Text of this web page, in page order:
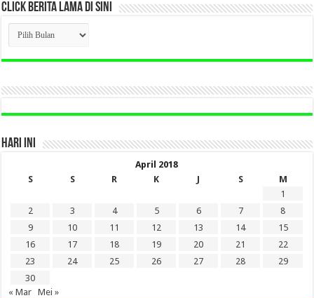
CLICK BERITA LAMA DI SINI
CLICK
BERITA
LAMA
DI
HARI INI
April 2018
S
S R K J S
M
1
2
3 4 5 6 7
8
9
10 11 12 13 14
15
16
17 18 19 20 21
22
23
24 25 26 27 28
29
30
« Mar
Mei »